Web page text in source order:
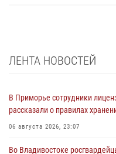
ЛЕНТА НОВОСТЕЙ
В Приморье сотрудники
рассказали о правилах
06 августа 2026, 23:07
Во Владивостоке